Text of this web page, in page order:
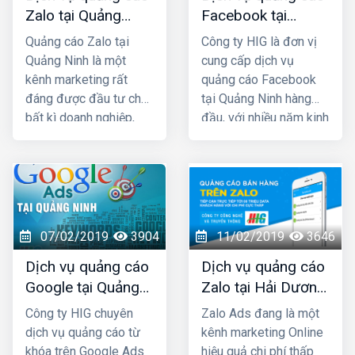
Zalo tại Quảng
Ninh uy tín và giá
rẻ nhất
Quảng cáo Zalo tại
Quảng Ninh là một
kênh marketing rất
đáng được đầu tư cho
bất kì doanh nghiệp,
dành cho giới trẻ. Bởi lẽ
100% người dùng Zalo
đều là người thật cùng
với hơn 80+ triệu người
dùng thường xuyên, vì
vậy một khi mẫu quảng
cáo của bạn xuất hiện
là chắc chắn sẽ được
tiếp cận với những
khách hàng có nhu cầu
Facebook tại
Quảng Ninh giá rẻ,
uy tín nhất
Công ty HIG là đơn vị
cung cấp dịch vụ
quảng cáo Facebook
tại Quảng Ninh hàng
đầu, với nhiều năm kinh
khách hàng lớn nhỏ ở
Quảng Ninh và toàn
quốc Việt Nam, chúng
tôi chắc chắn sẽ giúp
quý khách phát triển
kinh doanh nhanh
chóng.
07/02/2019 3904
Dịch vụ quảng cáo
Google tại Quảng
Ninh giá rẻ
Công ty HIG chuyên
dịch vụ quảng cáo từ
khóa trên Google Ads
11/02/2019 3646
Dịch vụ quảng cáo
Zalo tại Hải Dương
giá rẻ, uy tín nhất
Zalo Ads đang là một
kênh marketing Online
hiệu quả chi phí thấp